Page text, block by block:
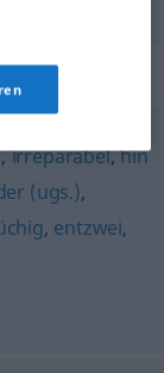
,irreparabel,hin
(ugs.),
, entzwei,